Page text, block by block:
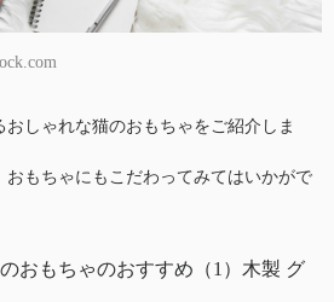
しゃれな猫のおもちゃをご紹介しま
もちゃにもこだわってみてはいかがで
おもちゃのおすすめ（1）木製 グ